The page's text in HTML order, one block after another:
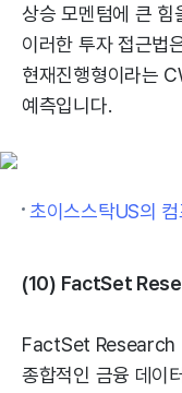
상승 모멘텀에 큰 힘
이러한 투자 접근법
현재진행형이라는
예측입니다.
초이스스탁US의
(10) FactSet
FactSet Research
종합적인 금융 데이